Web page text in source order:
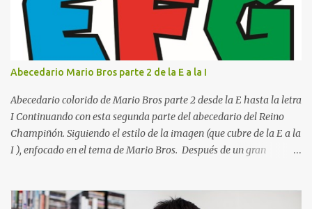
el clásico rojo de la gorra de Mario. Tonos azules : La K y la Ñ , que
destacan por su diseño limpio y audaz. Colores secundarios : La L y
la Q en amarillo brillante, junto con la N y la P en un verde
inspirado en los niveles de los juegos. Formas icónicas : No te
pierdas la letra O , diseñada con ese estilo geométrico tan carac...
Abecedario Mario Bros parte 2 de la E a la I
Abecedario colorido de Mario Bros parte 2 desde la E hasta la letra
I Continuando con esta segunda parte del abecedario del Reino
Champiñón. Siguiendo el estilo de la imagen (que cubre de la E a la
I ), enfocado en el tema de Mario Bros. Después de un gran
de letras que va desde la E hasta la I , las cuales puedes ver